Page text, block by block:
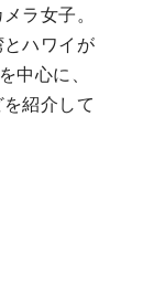
ラ女子。
ハワイが
中心に、
紹介して